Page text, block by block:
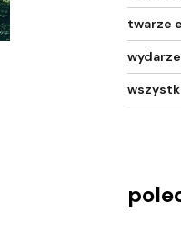
twarze